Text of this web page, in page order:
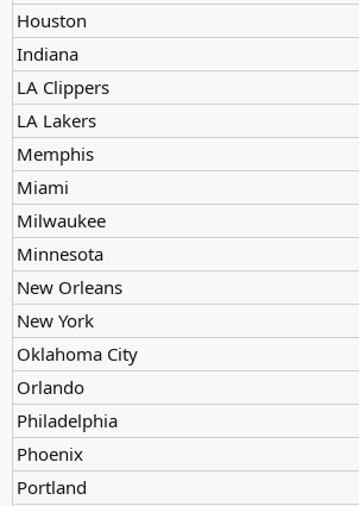
Houston
Indiana
LA Clippers
LA Lakers
Memphis
Miami
Milwaukee
Minnesota
New Orleans
New York
Oklahoma City
Orlando
Philadelphia
Phoenix
Portland